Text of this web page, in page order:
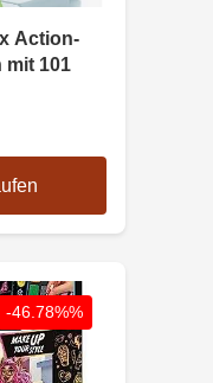
Action-
mit 101
-46.78%%